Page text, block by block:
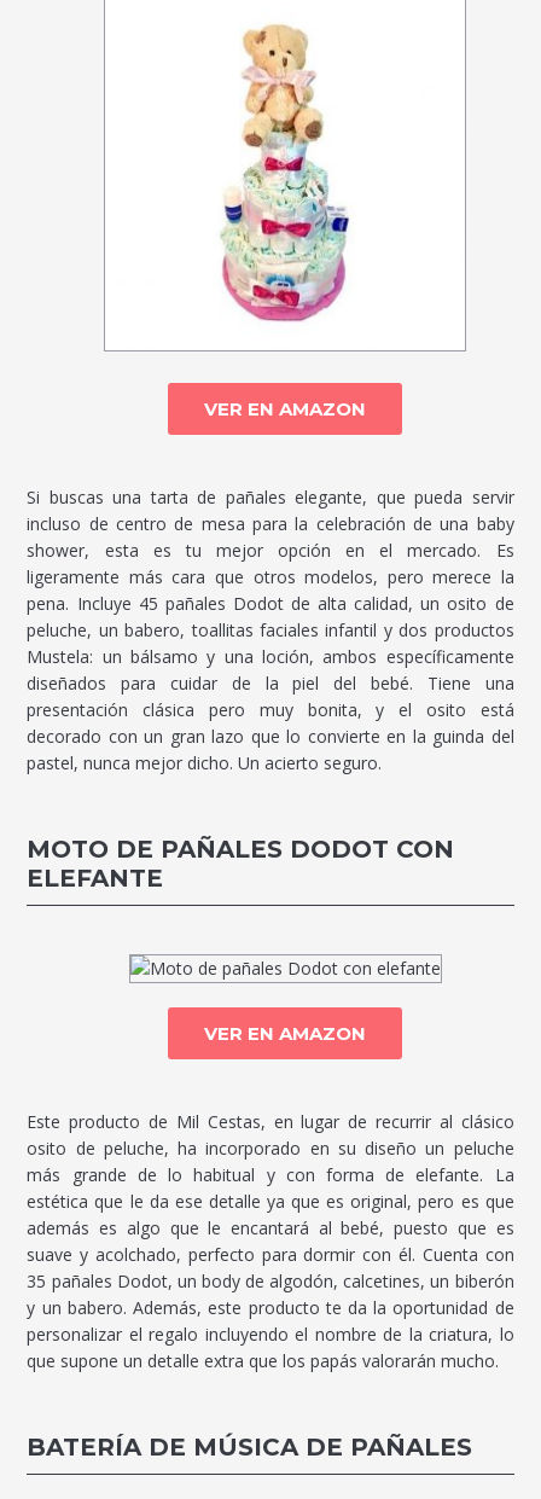
VER EN AMAZON
Si buscas una tarta de pañales elegante, que pueda servir
incluso de centro de mesa para la celebración de una baby
shower, esta es tu mejor opción en el mercado. Es
ligeramente más cara que otros modelos, pero merece la
pena. Incluye 45 pañales Dodot de alta calidad, un osito de
peluche, un babero, toallitas faciales infantil y dos productos
Mustela: un bálsamo y una loción, ambos específicamente
diseñados para cuidar de la piel del bebé. Tiene una
presentación clásica pero muy bonita, y el osito está
decorado con un gran lazo que lo convierte en la guinda del
pastel, nunca mejor dicho. Un acierto seguro.
MOTO DE PAÑALES DODOT CON
ELEFANTE
VER EN AMAZON
Este producto de Mil Cestas, en lugar de recurrir al clásico
osito de peluche, ha incorporado en su diseño un peluche
más grande de lo habitual y con forma de elefante. La
estética que le da ese detalle ya que es original, pero es que
además es algo que le encantará al bebé, puesto que es
suave y acolchado, perfecto para dormir con él. Cuenta con
35 pañales Dodot, un body de algodón, calcetines, un biberón
y un babero. Además, este producto te da la oportunidad de
personalizar el regalo incluyendo el nombre de la criatura, lo
que supone un detalle extra que los papás valorarán mucho.
BATERÍA DE MÚSICA DE PAÑALES